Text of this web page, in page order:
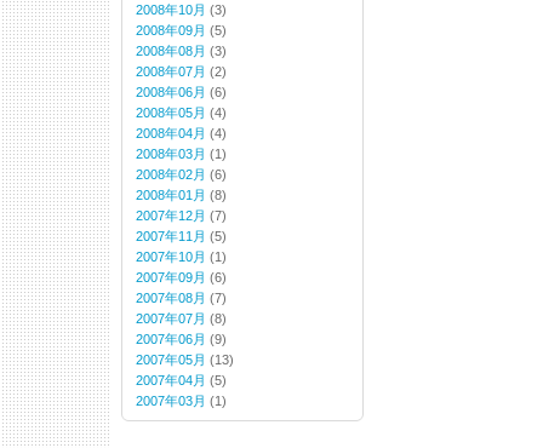
2008年10月 (3)
2008年09月 (5)
2008年08月 (3)
2008年07月 (2)
2008年06月 (6)
2008年05月 (4)
2008年04月 (4)
2008年03月 (1)
2008年02月 (6)
2008年01月 (8)
2007年12月 (7)
2007年11月 (5)
2007年10月 (1)
2007年09月 (6)
2007年08月 (7)
2007年07月 (8)
2007年06月 (9)
2007年05月 (13)
2007年04月 (5)
2007年03月 (1)